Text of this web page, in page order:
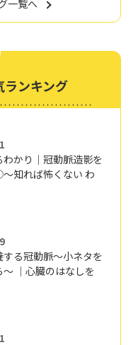
一覧へ
ランキング
かり｜冠動脈造影を
知れば怖くない わ
る冠動脈～小ネタを
｜心臓のはなしを